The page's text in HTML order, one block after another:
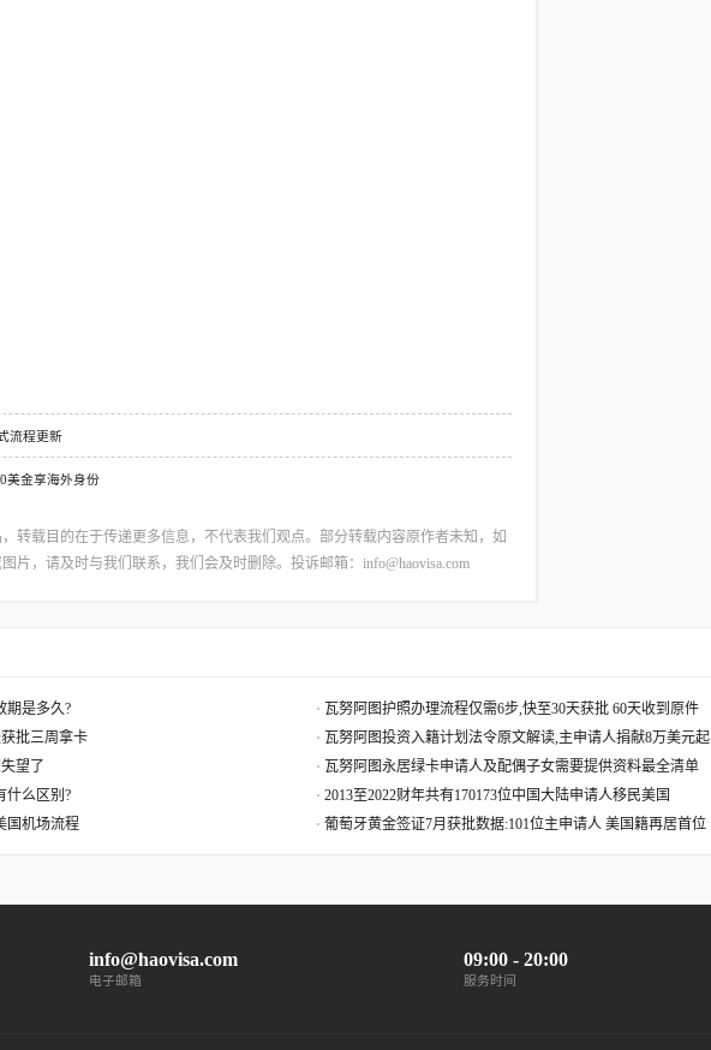
流程更新
美金享海外身份
转载目的在于传递更多信息，不代表我们观点。部分转载内容原作者未知，如
片，请及时与我们联系，我们会及时删除。投诉邮箱：info@haovisa.com
期是多久?
瓦努阿图护照办理流程仅需6步,快至30天获批 60天收到原件
批三周拿卡
瓦努阿图投资入籍计划法令原文解读,主申请人捐献8万美元起
望了
瓦努阿图永居绿卡申请人及配偶子女需要提供资料最全清单
什么区别?
2013至2022财年共有170173位中国大陆申请人移民美国
国机场流程
葡萄牙黄金签证7月获批数据:101位主申请人 美国籍再居首位
info@haovisa.com
电子邮箱
09:00 - 20:00
服务时间